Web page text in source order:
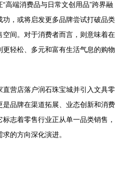
高端消费品与日常文创用品”跨界融
，或将启发更多品牌尝试打破品类
间。对于消费者而言，则意味着在
轻松、多元和富有生活气息的购物
营店落户润石珠宝城并引入文具零
品牌在渠道拓展、业态创新和消费
志着零售行业正从单一品类销售，
的方向深化演进。